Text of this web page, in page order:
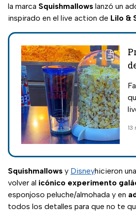
la marca Squishmallows lanzó un
inspirado en el live action de Lilo &
13
Squishmallows y Disneyhicieron
volver al icónico experimento
esponjoso peluche/almohada y en
todos los detalles para que no te